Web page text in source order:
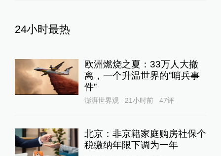
24小时最热
欧洲燃烧之夏：33万人大撤
离，一个升温世界的“哨兵事
件”
澎湃世界观 21小时前 47评
北京：非京籍家庭购房社保个
税缴纳年限下调为一年